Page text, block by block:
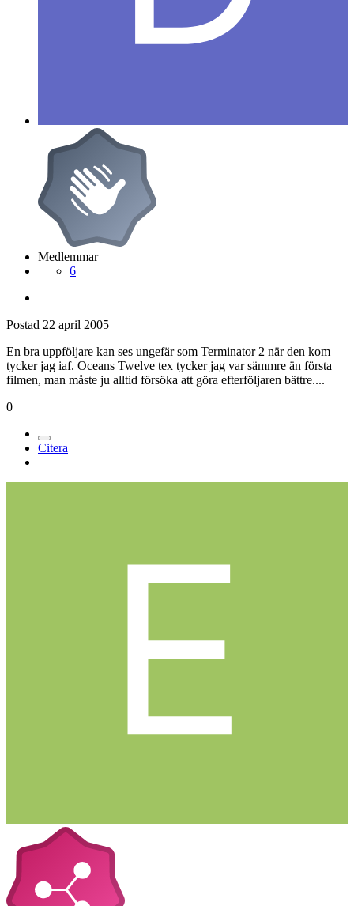
Medlemmar
6
Postad 22 april 2005
En bra uppföljare kan ses ungefär som Terminator 2 när den kom
tycker jag iaf. Oceans Twelve tex tycker jag var sämmre än första
filmen, man måste ju alltid försöka att göra efterföljaren bättre....
0
Citera